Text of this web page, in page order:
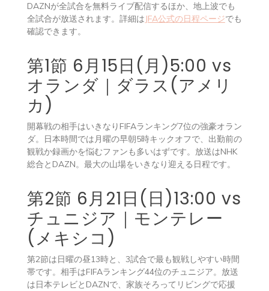
DAZNが全試合を無料ライブ配信するほか、地上波でも
全試合が放送されます。詳細は JFA公式の日程ページでも
確認できます。
第1節 6月15日(月)5:00 vs
オランダ｜ダラス(アメリ
カ)
開幕戦の相手はいきなりFIFAランキング7位の強豪オラン
ダ。日本時間では月曜の早朝5時キックオフで、出勤前の
観戦か録画かを悩むファンも多いはずです。放送はNHK
総合とDAZN。最大の山場をいきなり迎える日程です。
第2節 6月21日(日)13:00 vs
チュニジア｜モンテレー
(メキシコ)
第2節は日曜の昼13時と、3試合で最も観戦しやすい時間
帯です。相手はFIFAランキング44位のチュニジア。放送
は日本テレビとDAZNで、家族そろってリビングで応援